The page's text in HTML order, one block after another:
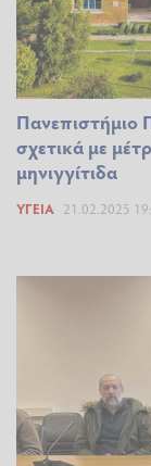
Πανεπιστήμιο
σχετικά με
μηνιγγίτιδα
ΥΓΕΊΑ 21.02.2025